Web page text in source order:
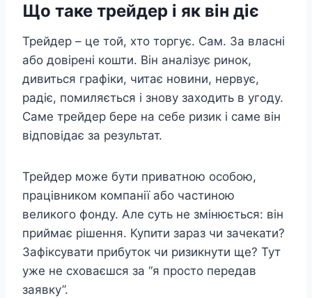
Що таке трейдер і як він діє
Трейдер – це той, хто торгує. Сам. За власні
або довірені кошти. Він аналізує ринок,
дивиться графіки, читає новини, нервує,
радіє, помиляється і знову заходить в угоду.
Саме трейдер бере на себе ризик і саме він
відповідає за результат.
Трейдер може бути приватною особою,
працівником компанії або частиною
великого фонду. Але суть не змінюється: він
приймає рішення. Купити зараз чи зачекати?
Зафіксувати прибуток чи ризикнути ще? Тут
уже не сховаєшся за “я просто передав
заявку”.